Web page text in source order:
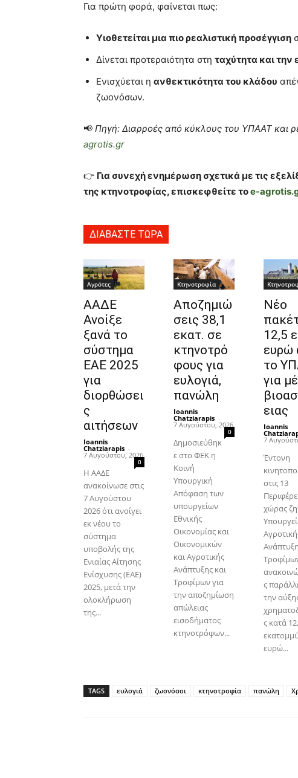
Για πρώτη φορά, φαίνεται πως:
Υιοθετείται μια πιο ρεαλιστική προσέγγιση
Δίνεται προτεραιότητα στη ταχύτητα και την
Ενισχύεται η ανθεκτικότητα του κλάδου
ζωονόσων.
📢 Πηγή: Διαρροές από κύκλους του ΥΠΑΑΤ και
agrotis.gr
👉 Για συνεχή ενημέρωση σχετικά με τις
της κτηνοτροφίας, επισκεφθείτε τοe-
ΔΙΑΒΑΣΤΕ ΤΩΡΑ
Αγρότες
ΑΑΔΕ
Ανοίξε
ξανά το
σύστημα
ΕΑΕ 2025
για
διορθώσει
ς
αιτήσεων
Ioannis
Chatziarapis -
7 Αυγούστου, 2026
0
Η ΑΑΔΕ
ανακοίνωσε στις
7 Αυγούστου
2026 ότι ανοίγει
εκ νέου το
σύστημα
υποβολής της
Ενιαίας Αίτησης
Ενίσχυσης (ΕΑΕ)
2025, μετά την
ολοκλήρωση
της...
Κτηνοτροφία
Αποζημιώ
σεις 38,1
εκατ. σε
κτηνοτρό
φους για
ευλογιά,
πανώλη
Ioannis
Chatziarapis -
7 Αυγούστου, 2026
0
Δημοσιεύθηκ
ε στο ΦΕΚ η
Κοινή
Υπουργική
Απόφαση των
υπουργείων
Εθνικής
Οικονομίας και
Οικονομικών
και Αγροτικής
Ανάπτυξης και
Τροφίμων για
την αποζημίωση
απώλειας
εισοδήματος
κτηνοτρόφων...
Νέο
12,5
ευρώ
το
για
ειας
Ioannis
7
Έντονη
στις 13
χώρας
ς
την
ς κατά
ευρώ...
TAGS ευλογιά ζωονόσοι κτηνοτροφία πανώλη